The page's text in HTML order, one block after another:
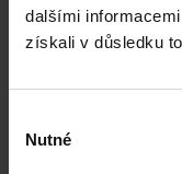
dalšími
získali v důsledku
souhlasu
Nutné